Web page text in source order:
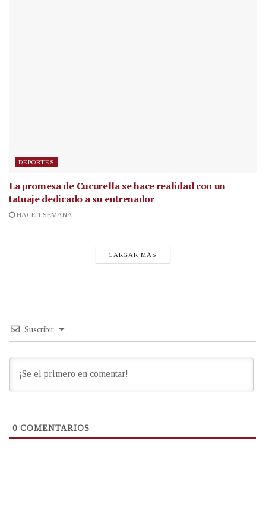
DEPORTES
La promesa de Cucurella se hace realidad con un
tatuaje dedicado a su entrenador
HACE 1 SEMANA
CARGAR MÁS
Suscribir
0 COMENTARIOS